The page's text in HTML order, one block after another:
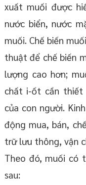
xuất muối được
nước biển, nước
muối. Chế biến
thuật để chế biến
lượng cao hơn;
chất i-ốt cần thiết
của con người.
động mua, bán,
trữ lưu thông, vận
Theo đó, muối có
sau: